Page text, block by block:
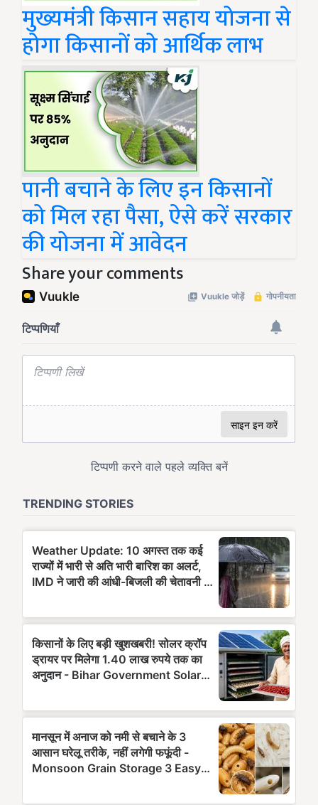
मुख्‍यमंत्री किसान सहाय योजना से
होगा किसानों को आर्थिक लाभ
पानी बचाने के लिए इन किसानों
को मिल रहा पैसा, ऐसे करें सरकार
की योजना में आवेदन
Share your comments